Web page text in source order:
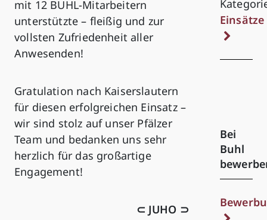
mit 12 BUHL-Mitarbeitern
unterstützte – fleißig und zur
vollsten Zufriedenheit aller
Anwesenden!
Gratulation nach Kaiserslautern
für diesen erfolgreichen Einsatz –
wir sind stolz auf unser Pfälzer
Team und bedanken uns sehr
herzlich für das großartige
Engagement!
⊂ JUHO ⊃
Einsätze
Bei
Buhl